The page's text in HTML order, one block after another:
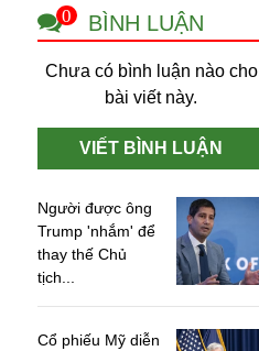
Quảng cáo
0 BÌNH LUẬN
Chưa có bình luận nào cho
bài viết này.
VIẾT BÌNH LUẬN
Người được ông
Trump 'nhắm' để
thay thế Chủ
tịch...
Cổ phiếu Mỹ diễn